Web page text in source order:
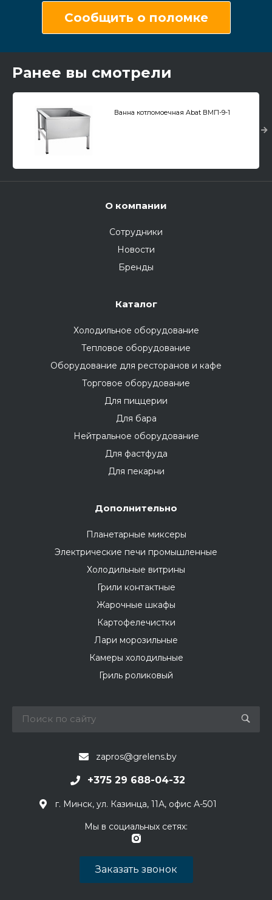
Сообщить о поломке
Ранее вы смотрели
Ванна котломоечная Abat ВМП-9-1
О компании
Сотрудники
Новости
Бренды
Каталог
Холодильное оборудование
Тепловое оборудование
Оборудование для ресторанов и кафе
Торговое оборудование
Для пиццерии
Для бара
Нейтральное оборудование
Для фастфуда
Для пекарни
Дополнительно
Планетарные миксеры
Электрические печи промышленные
Холодильные витрины
Грили контактные
Жарочные шкафы
Картофелечистки
Лари морозильные
Камеры холодильные
Гриль роликовый
zapros@grelens.by
+375 29 688-04-32
г. Минск, ул. Казинца, 11А, офис А-501
Мы в социальных сетях:
Заказать звонок